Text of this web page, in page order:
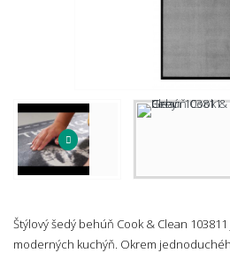
Štýlový šedý behúň Cook & Clean
moderných kuchýň. Okrem